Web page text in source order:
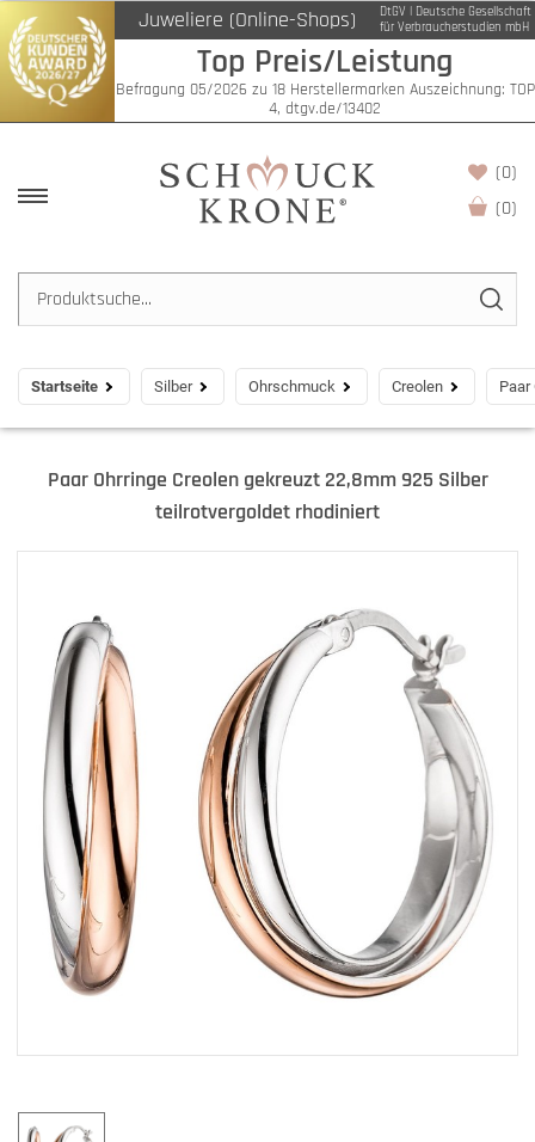
Juweliere (Online-Shops)
DtGV | Deutsche Gesellschaft
für Verbraucherstudien mbH
Top Preis/Leistung
Befragung 05/2026 zu 18 Herstellermarken Auszeichnung: TOP
4, dtgv.de/13402
(0)
(0)
Startseite Silber Ohrschmuck Creolen Paar
Paar Ohrringe Creolen gekreuzt 22,8mm 925 Silber
teilrotvergoldet rhodiniert